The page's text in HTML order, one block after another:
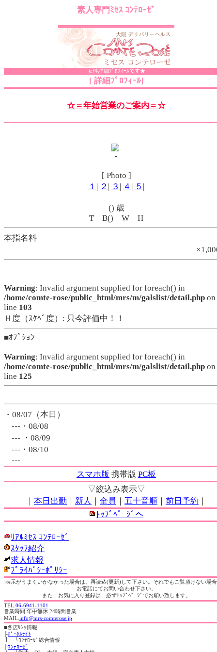
素人専門ﾐｾｽ ｺﾝﾃﾛｰｾﾞ
女性詳細ﾌﾟﾛﾌｨｰﾙです★
[ 詳細ﾌﾟﾛﾌｨｰﾙ]
☆＝年始営業のご案内＝☆
[ Photo ]
１ | ２ | ３ | ４ | ５ |
() 歳
T B() W H
本指名料
Warning: Invalid argument supplied for foreach() in
/home/comte-rose/public_html/mrs/m/galslist/detail.php on
line 103
Ｈ度（ｽｹﾍﾞ度）: 只今評価中！！
■ｵﾌﾟｼｮﾝ
Warning: Invalid argument supplied for foreach() in
/home/comte-rose/public_html/mrs/m/galslist/detail.php on
line 125
・08/07（本日）
---・08/08
--- ・08/09
---・08/10
---
スマホ版 携帯版 PC板
▽絞込み表示▽
｜ 本日出勤 ｜ 新人 ｜ 全員 ｜ 五十音順 ｜ 前日予約 ｜
ﾄｯﾌﾟﾍﾟｰｼﾞへ
ﾘｱﾙﾐｾｽ ｺﾝﾃﾛｰｾﾞ
ｽﾀｯﾌ紹介
求人情報
ﾌﾟﾗｲﾊﾞｼｰﾎﾟﾘｼｰ
表示がうまくいかなかった場合は、再読込(更新)して下さい。それでもご覧頂けない場
お電話にてお問い合わせ下さい。
また、お気に入り登録は、必ずﾄｯﾌﾟﾍﾟｰｼﾞでお願い致します。
TEL. 06-6941-1101
営業時間.年中無休 24時間営業
MAIL. info@mrs-comterose.jp
■各店ﾘﾝｸ情報
├ﾎﾟｰﾀﾙｻｲﾄ
｜ └ｺﾝﾃﾛｰｾﾞ総合情報
├ｺﾝﾃﾛｰｾﾞ